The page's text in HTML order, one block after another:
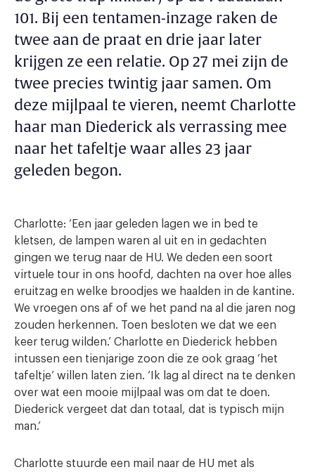
101. Bij een tentamen-inzage raken de
twee aan de praat en drie jaar later
krijgen ze een relatie. Op 27 mei zijn de
twee precies twintig jaar samen. Om
deze mijlpaal te vieren, neemt Charlotte
haar man Diederick als verrassing mee
naar het tafeltje waar alles 23 jaar
geleden begon.
Charlotte: ‘Een jaar geleden lagen we in bed te
kletsen, de lampen waren al uit en in gedachten
gingen we terug naar de HU. We deden een soort
virtuele tour in ons hoofd, dachten na over hoe alles
eruitzag en welke broodjes we haalden in de kantine.
We vroegen ons af of we het pand na al die jaren nog
zouden herkennen. Toen besloten we dat we een
keer terug wilden.’ Charlotte en Diederick hebben
intussen een tienjarige zoon die ze ook graag ‘het
tafeltje’ willen laten zien. ‘Ik lag al direct na te denken
over wat een mooie mijlpaal was om dat te doen.
Diederick vergeet dat dan totaal, dat is typisch mijn
man.’
Charlotte stuurde een mail naar de HU met als